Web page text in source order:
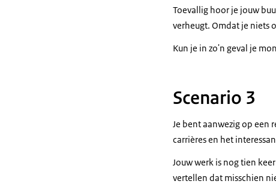
Toevallig hoor je jouw
verheugt. Omdat je niets
Kun je in zo'n geval je
Scenario 3
Je bent aanwezig op een
carrières en het
Jouw werk is nog tien
vertellen dat misschien